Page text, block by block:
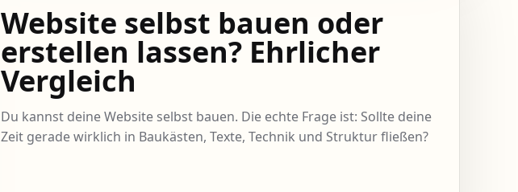
Website selbst bauen oder
erstellen lassen? Ehrlicher
Vergleich
Du kannst deine Website selbst bauen. Die echte Frage ist: Sollte deine
Zeit gerade wirklich in Baukästen, Texte, Technik und Struktur fließen?